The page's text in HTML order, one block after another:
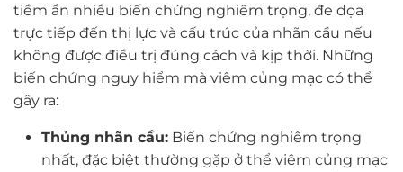
tiềm ẩn nhiều biến chứng nghiêm trọng, đe dọa
trực tiếp đến thị lực và cấu trúc của nhãn cầu nếu
không được điều trị đúng cách và kịp thời. Những
biến chứng nguy hiểm mà viêm củng mạc có thể
gây ra:
Thủng nhãn cầu:Biến chứng nghiêm trọng
nhất, đặc biệt thường gặp ở thể viêm củng mạc